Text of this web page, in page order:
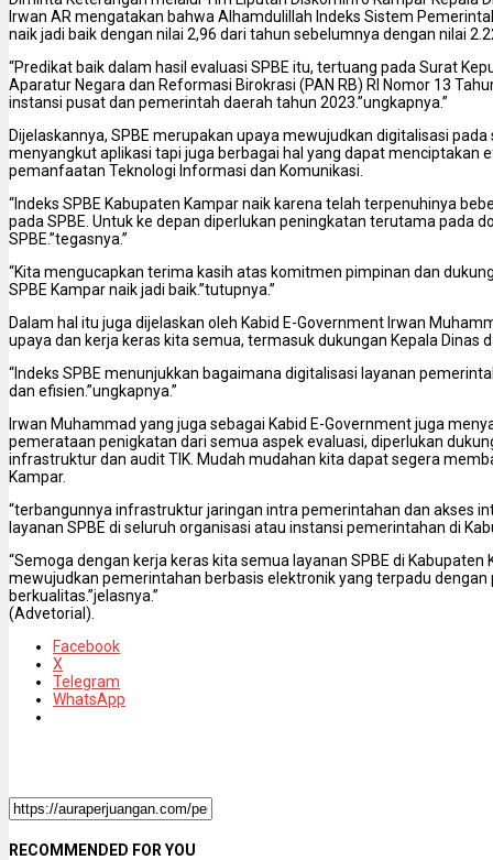
Irwan AR mengatakan bahwa Alhamdulillah Indeks Sistem
naik jadi baik dengan nilai 2,96 dari tahun sebelumnya dengan nilai
“Predikat baik dalam hasil evaluasi SPBE itu, tertuang pada Surat
Aparatur Negara dan Reformasi Birokrasi (PAN RB) RI Nomor 13
instansi pusat dan pemerintah daerah tahun 2023.”ungkapnya.”
Dijelaskannya, SPBE merupakan upaya mewujudkan digitalisasi
menyangkut aplikasi tapi juga berbagai hal yang dapat menciptakan
pemanfaatan Teknologi Informasi dan Komunikasi.
“Indeks SPBE Kabupaten Kampar naik karena telah terpenuhinya
pada SPBE. Untuk ke depan diperlukan peningkatan terutama pada
SPBE.”tegasnya.”
“Kita mengucapkan terima kasih atas komitmen pimpinan dan
SPBE Kampar naik jadi baik.”tutupnya.”
Dalam hal itu juga dijelaskan oleh Kabid E-Government Irwan
upaya dan kerja keras kita semua, termasuk dukungan Kepala Dinas
“Indeks SPBE menunjukkan bagaimana digitalisasi layanan
dan efisien.”ungkapnya.”
Irwan Muhammad yang juga sebagai Kabid E-Government juga
pemerataan penigkatan dari semua aspek evaluasi, diperlukan
infrastruktur dan audit TIK. Mudah mudahan kita dapat segera
Kampar.
“terbangunnya infrastruktur jaringan intra pemerintahan dan akses
layanan SPBE di seluruh organisasi atau instansi pemerintahan di
“Semoga dengan kerja keras kita semua layanan SPBE di
mewujudkan pemerintahan berbasis elektronik yang terpadu
berkualitas.”jelasnya.”
(Advetorial).
Facebook
X
Telegram
WhatsApp
RECOMMENDED FOR YOU